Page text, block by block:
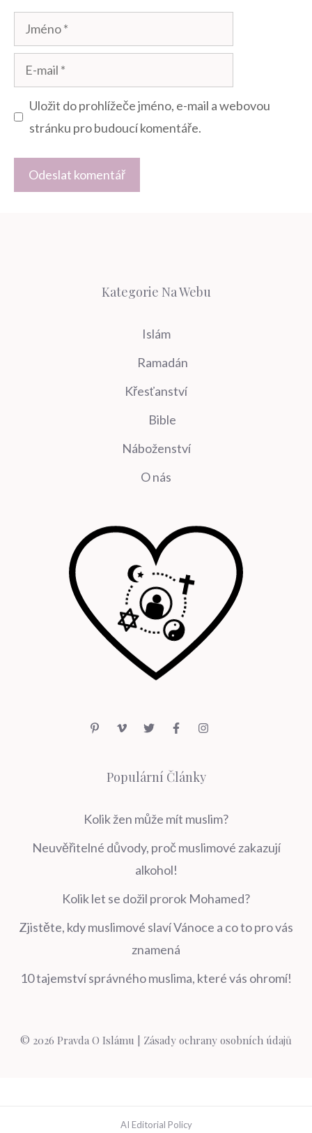
Jméno
mail
Uložit do prohlížeče jméno, e-mail a webovou
stránku pro budoucí komentáře.
Kategorie Na Webu
Islám
Ramadán
Křesťanství
Bible
Náboženství
O nás
Populární Články
Kolik žen může mít muslim?
Neuvěřitelné důvody, proč muslimové zakazují
alkohol!
Kolik let se dožil prorok Mohamed?
Zjistěte, kdy muslimové slaví Vánoce a co to pro vás
znamená
10 tajemství správného muslima, které vás ohromí!
© 2026 Pravda O Islámu | Zásady ochrany osobních údajů
AI Editorial Policy